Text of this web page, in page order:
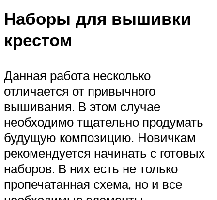
Наборы для вышивки
крестом
Данная работа несколько
отличается от привычного
вышивания. В этом случае
необходимо тщательно продумать
будущую композицию. Новичкам
рекомендуется начинать с готовых
наборов. В них есть не только
пропечатанная схема, но и все